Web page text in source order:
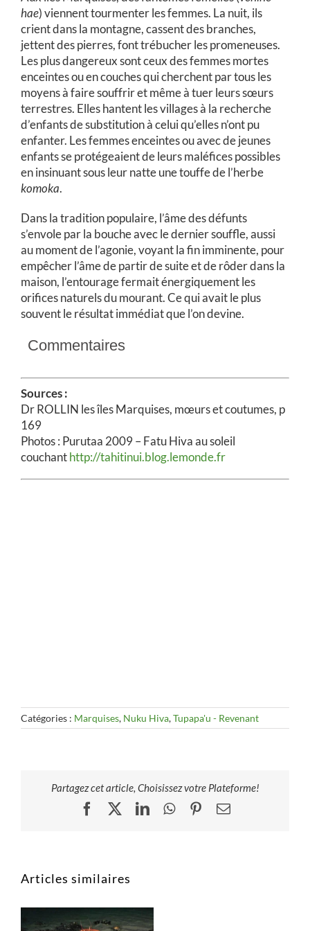
hae) viennent tourmenter les femmes. La nuit, ils
crient dans la montagne, cassent des branches,
jettent des pierres, font trébucher les promeneuses.
Les plus dangereux sont ceux des femmes mortes
enceintes ou en couches qui cherchent par tous les
moyens à faire souffrir et même à tuer leurs sœurs
terrestres. Elles hantent les villages à la recherche
d’enfants de substitution à celui qu’elles n’ont pu
enfanter. Les femmes enceintes ou avec de jeunes
enfants se protégeaient de leurs maléfices possibles
en insinuant sous leur natte une touffe de l’herbe
komoka.
Dans la tradition populaire, l’âme des défunts
s’envole par la bouche avec le dernier souffle, aussi
au moment de l’agonie, voyant la fin imminente, pour
empêcher l’âme de partir de suite et de rôder dans la
maison, l’entourage fermait énergiquement les
orifices naturels du mourant. Ce qui avait le plus
souvent le résultat immédiat que l’on devine.
Commentaires
Sources :
Dr ROLLIN les îles Marquises, mœurs et coutumes, p
169
Photos : Purutaa 2009 – Fatu Hiva au soleil
couchanthttp://tahitinui.blog.lemonde.fr
Catégories : Marquises, Nuku Hiva,Tupapa'u - Revenant
Partagez cet article, Choisissez votre Plateforme!
FacebookLinkedInWhatsApp
Pinterest
Email
Articles similaires